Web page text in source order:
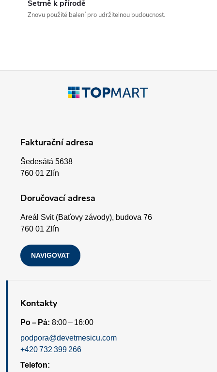
Šetrně k přírodě
Znovu použité balení pro udržitelnou budoucnost.
Fakturační adresa
Šedesátá 5638
760 01 Zlín
Doručovací adresa
Areál Svit (Baťovy závody), budova 76
760 01 Zlín
NAVIGOVAT
Kontakty
Po – Pá: 8:00 – 16:00
podpora@devetmesicu.com
+420 732 399 266
Telefon: